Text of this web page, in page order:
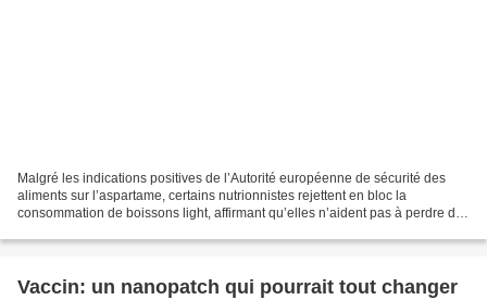
Malgré les indications positives de l’Autorité européenne de sécurité des
aliments sur l’aspartame, certains nutrionnistes rejettent en bloc la
consommation de boissons light, affirmant qu’elles n’aident pas à perdre du
Vaccin: un nanopatch qui pourrait tout changer